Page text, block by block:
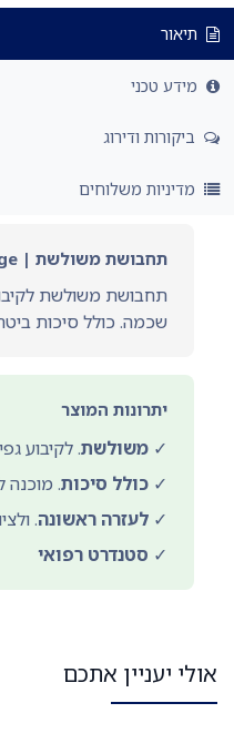
תיאור
מידע טכני
ביקורות ודירוג
מדיניות משלוחים
תחבושת משולשת | Triangular Bandage
תחבושת משולשת
שכמה. כולל סיכות
יתרונות המוצר
✓ משולשת. לקיבוע
✓ כולל סיכות. מוכנה
✓ לעזרה ראשונה.
✓ סטנדרט רפואי
אולי יעניין אתכם